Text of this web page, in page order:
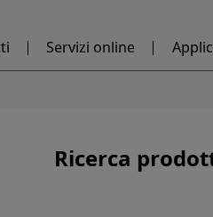
Servizi online
Ricerca